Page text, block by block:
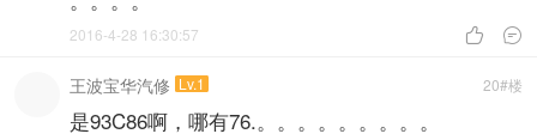
 
2016-4-28 16:30:57
20#楼
王波宝华汽修 Lv.1
是93C86啊，哪有76.。。。。。。。。。